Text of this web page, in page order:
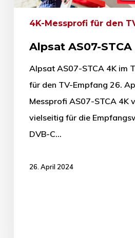
4K-Messprofi für den
Alpsat AS07-
Alpsat AS07-STCA 4K im
für den TV-Empfang 26.
Messprofi AS07-STCA 4K
vielseitig für die
DVB-C…
26. April 2024